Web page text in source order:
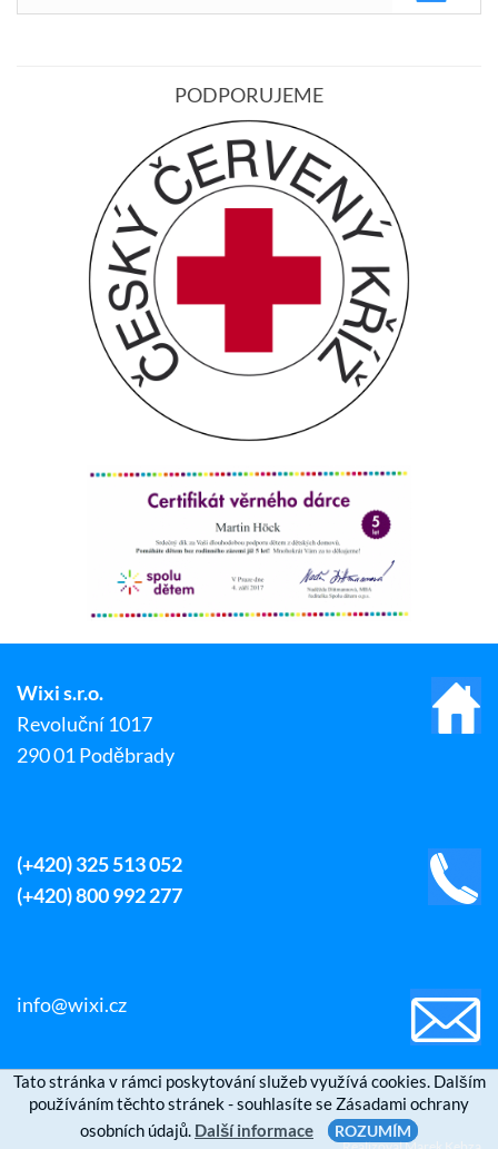
PODPORUJEME
Wixi s.r.o.
Revoluční 1017
290 01 Poděbrady
(+420) 325 513 052
(+420) 800 992 277
info@wixi.cz
Tato stránka v rámci poskytování služeb využívá cookies. Dalším
používáním těchto stránek - souhlasíte se Zásadami ochrany
osobních údajů. Další informace ROZUMÍM